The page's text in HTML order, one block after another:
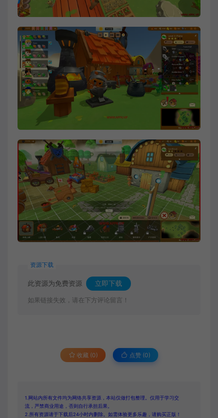
资源下载
此资源为免费资源 立即下载
如果链接失效，请在下方评论留言！
收藏 (0) 点赞 (0)
1.网站内所有文件均为网络共享资源，本站仅做打包整理。仅用于学习交
流，严禁商业用途，否则自行承担后果。
2.所有资源请于下载后24小时内删除。如需体验更多乐趣，请购买正版！